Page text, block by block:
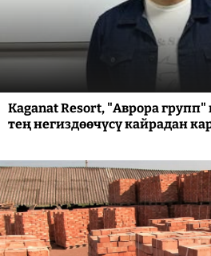
Kaganat Resort, "Аврора
тең негиздөөчүсү кайрадан